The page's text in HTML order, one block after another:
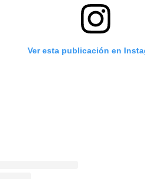
Ver esta publicación en